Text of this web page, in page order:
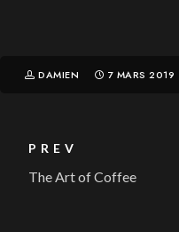
DAMIEN 7 MARS 2019
PREV
The Art of Coffee